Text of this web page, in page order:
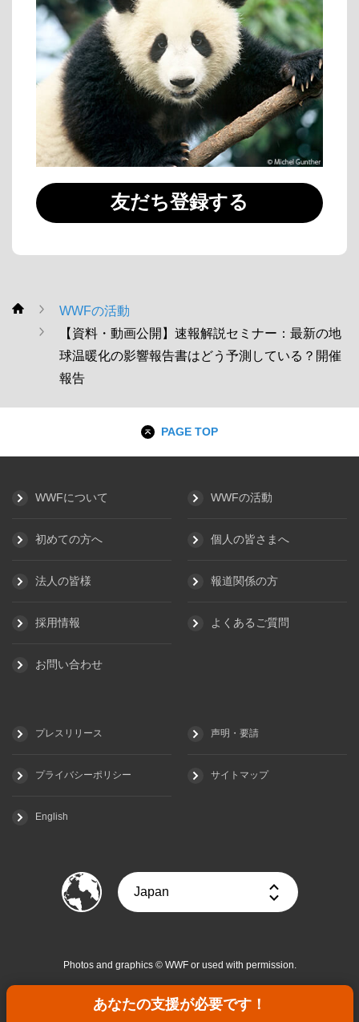
あなたの支援が必要です！
友だち登録する
WWF
WWFの活動
【資料・動画公開】速報解説セミナー：最新の地
球温暖化の影響報告書はどう予測している？開催
報告
PAGE TOP
WWFについて WWFの活動
初めての方へ 個人の皆さまへ
法人の皆様 報道関係の方
採用情報 よくあるご質問
お問い合わせ
プレスリリース 声明・要請
プライバシーポリシー サイトマップ
English
Photos and graphics © WWF or used with permission.
についてはこちらをご覧ください